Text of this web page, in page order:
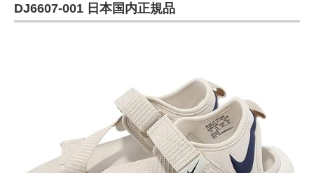
DJ6607-001 日本国内正規品